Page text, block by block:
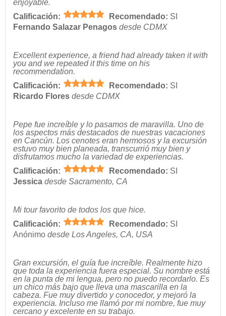
enjoyable.
Calificación:
Recomendado: SI
Fernando Salazar Penagos desde CDMX
Excellent experience, a friend had already taken it with
you and we repeated it this time on his
recommendation.
Calificación:
Recomendado: SI
Ricardo Flores desde CDMX
Pepe fue increíble y lo pasamos de maravilla. Uno de
los aspectos más destacados de nuestras vacaciones
en Cancún. Los cenotes eran hermosos y la excursión
estuvo muy bien planeada, transcurrió muy bien y
disfrutamos mucho la variedad de experiencias.
Calificación:
Recomendado: SI
Jessica desde Sacramento, CA
Mi tour favorito de todos los que hice.
Calificación:
Recomendado: SI
Anónimo desde Los Angeles, CA, USA
Gran excursión, el guía fue increíble. Realmente hizo
que toda la experiencia fuera especial. Su nombre está
en la punta de mi lengua, pero no puedo recordarlo. Es
un chico más bajo que lleva una mascarilla en la
cabeza. Fue muy divertido y conocedor, y mejoró la
experiencia. Incluso me llamó por mi nombre, fue muy
cercano y excelente en su trabajo.